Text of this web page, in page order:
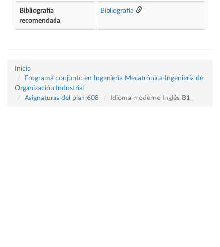
Bibliografía
recomendada
Bibliografía
Inicio
Programa conjunto en Ingeniería Mecatrónica-Ingeniería de
Organización Industrial
Asignaturas del plan 608
Idioma moderno Inglés B1